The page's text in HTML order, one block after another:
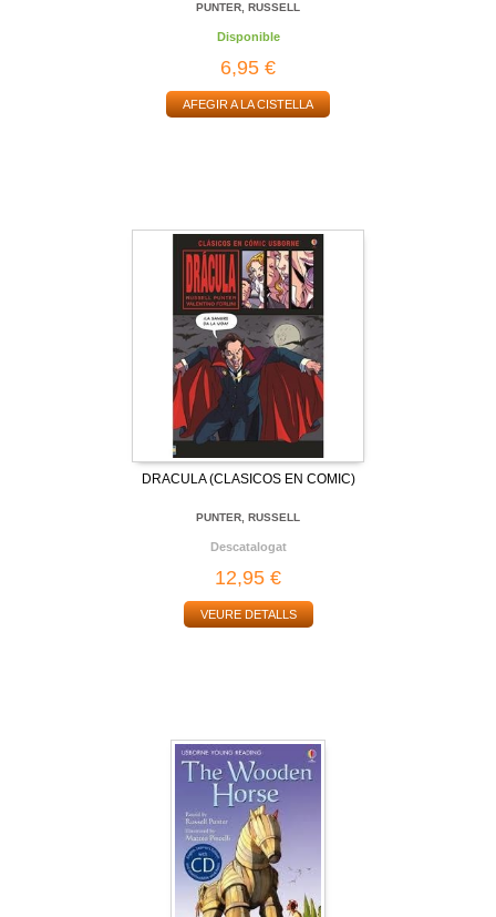
PUNTER, RUSSELL
Disponible
6,95 €
AFEGIR A LA CISTELLA
DRACULA (CLASICOS EN COMIC)
PUNTER, RUSSELL
Descatalogat
12,95 €
VEURE DETALLS